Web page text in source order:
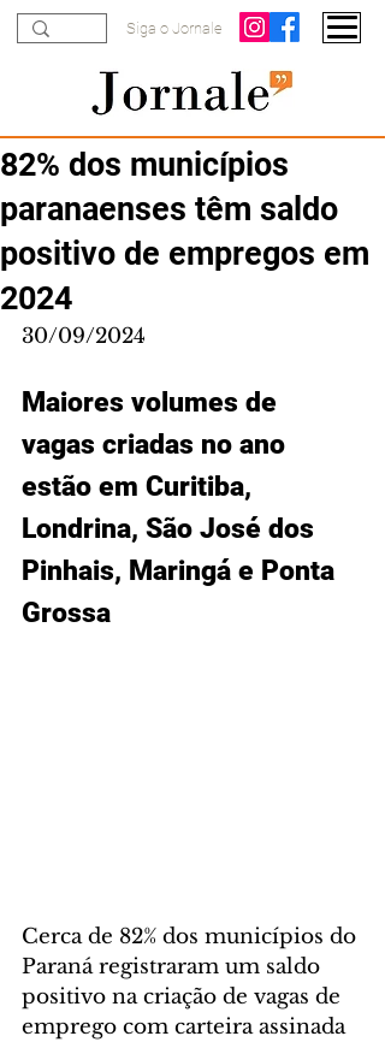
Siga o Jornale
82% dos municípios
paranaenses têm saldo
positivo de empregos em
2024
30/09/2024
Maiores volumes de
vagas criadas no ano
estão em Curitiba,
Londrina, São José dos
Pinhais, Maringá e Ponta
Grossa
Cerca de 82% dos municípios do
Paraná registraram um saldo
positivo na criação de vagas de
emprego com carteira assinada